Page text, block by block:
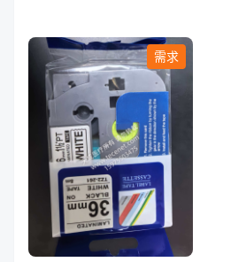
需求